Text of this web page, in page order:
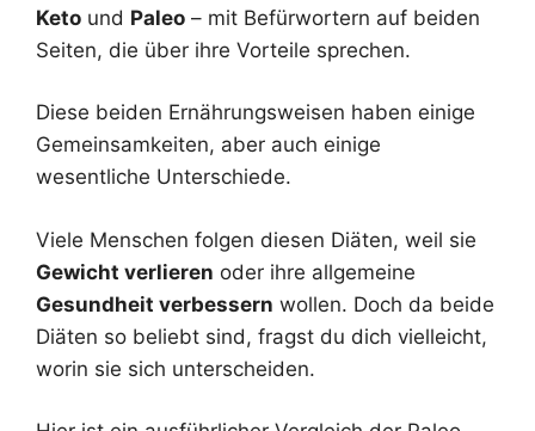
Keto und Paleo – mit Befürwortern auf beiden
Seiten, die über ihre Vorteile sprechen.
Diese beiden Ernährungsweisen haben einige
Gemeinsamkeiten, aber auch einige
wesentliche Unterschiede.
Viele Menschen folgen diesen Diäten, weil sie
Gewicht verlieren oder ihre allgemeine
Gesundheit verbessern wollen. Doch da beide
Diäten so beliebt sind, fragst du dich vielleicht,
worin sie sich unterscheiden.